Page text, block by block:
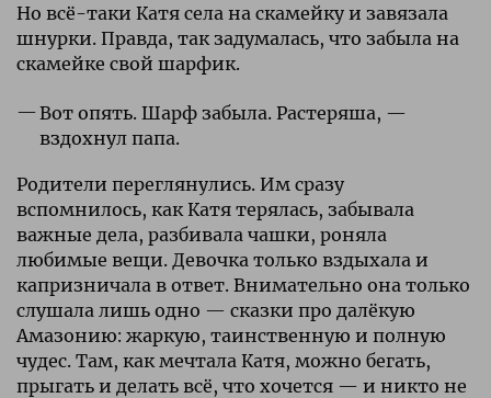
Но всё-таки Катя села на скамейку и завязала
шнурки. Правда, так задумалась, что забыла на
скамейке свой шарфик.
Вот опять. Шарф забыла. Растеряша, —
вздохнул папа.
Родители переглянулись. Им сразу
вспомнилось, как Катя терялась, забывала
важные дела, разбивала чашки, роняла
любимые вещи. Девочка только вздыхала и
капризничала в ответ. Внимательно она только
слушала лишь одно — сказки про далёкую
Амазонию: жаркую, таинственную и полную
чудес. Там, как мечтала Катя, можно бегать,
прыгать и делать всё, что хочется — и никто не